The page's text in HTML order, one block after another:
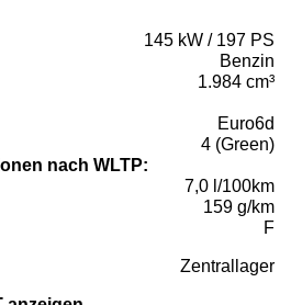
145 kW / 197 PS
Benzin
1.984 cm³
Euro6d
4 (Green)
nach WLTP:
7,0 l/100km
159 g/km
F
Zentrallager